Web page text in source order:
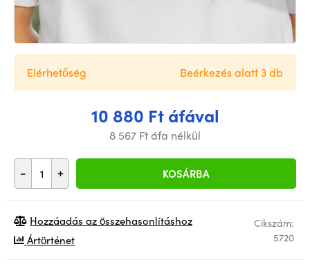
10 880 Ft áfával
8 567 Ft áfa nélkül
- + KOSÁRBA
Elérhetőség Beérkezés alatt 3 db
Cikszám:
5720
Hozzáadás az összehasonlításhoz
Ártörténet